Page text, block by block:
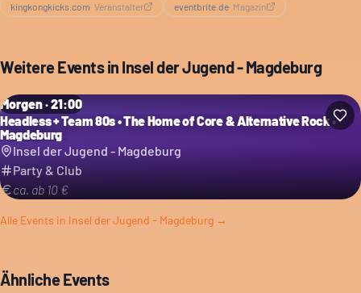
kingkongkicks.com· Veranstalter eventbrite.de· Magazin
Weitere Events in Insel der Jugend - Magdeburg
Morgen · 21:00
Headless + Team 80s • The Home of Core & Alternative Rock •
Magdeburg
Insel der Jugend - Magdeburg
Party & Club
ca. ab 10 €
Alle Events in Insel der Jugend - Magdeburg →
Ähnliche Events